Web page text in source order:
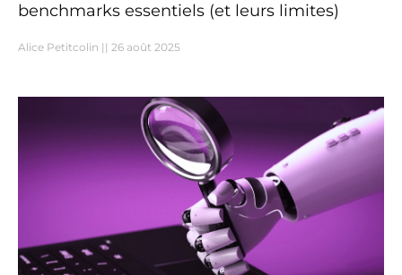
benchmarks essentiels (et leurs limites)
Alice Petitcolin 26 août 2025